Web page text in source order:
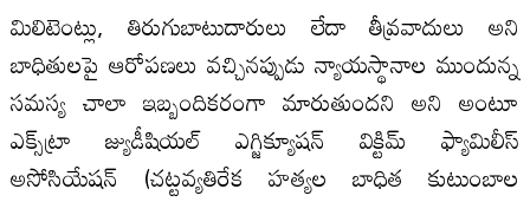
మిలిటెంట్లు, తిరుగుబాటుదారులు లేదా తీవ్రవాదులు అని
బాధితులపై ఆరోపణలు వచ్చినప్పుడు న్యాయస్థానాల ముందున్న
సమస్య చాలా ఇబ్బందికరంగా మారుతుందని అని అంటూ
ఎక్స్‌ట్రా జ్యుడీషియల్ ఎగ్జిక్యూషన్ విక్టిమ్ ఫ్యామిలీస్
అసోసియేషన్ (చట్టవ్యతిరేక హత్యల బాధిత కుటుంబాల